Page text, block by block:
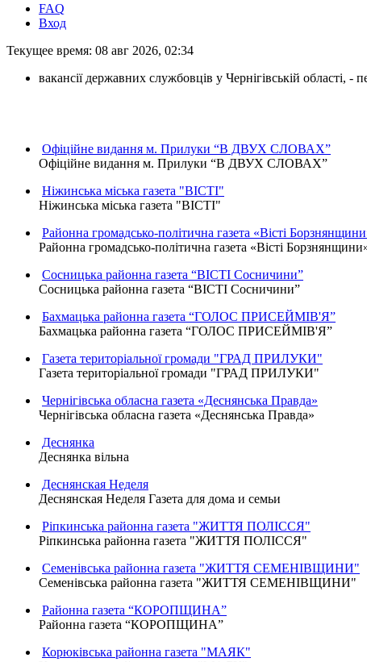
FAQ
Вход
Текущее время: 08 авг 2026, 02:34
вакансії державних службовців у Чернігівській області,
Офіційне видання м. Прилуки “В ДВУХ СЛОВАХ”
Офіційне видання м. Прилуки “В ДВУХ СЛОВАХ”
Ніжинська міська газета "ВІСТІ"
Ніжинська міська газета "ВІСТІ"
Районна громадсько-політична газета «Вісті
Районна громадсько-політична газета «Вісті
Сосницька районна газета “ВІСТІ Сосничини”
Сосницька районна газета “ВІСТІ Сосничини”
Бахмацька районна газета “ГОЛОС ПРИСЕЙМІВ'Я”
Бахмацька районна газета “ГОЛОС ПРИСЕЙМІВ'Я”
Газета територіальної громади "ГРАД ПРИЛУКИ"
Газета територіальної громади "ГРАД ПРИЛУКИ"
Чернігівська обласна газета «Деснянська Правда»
Чернігівська обласна газета «Деснянська Правда»
Деснянка
Деснянка вільна
Деснянская Неделя
Деснянская Неделя Газета для дома и семьи
Ріпкинська районна газета "ЖИТТЯ ПОЛІССЯ"
Ріпкинська районна газета "ЖИТТЯ ПОЛІССЯ"
Семенівська районна газета "ЖИТТЯ СЕМЕНІВЩИНИ"
Семенівська районна газета "ЖИТТЯ СЕМЕНІВЩИНИ"
Районна газета “КОРОПЩИНА”
Районна газета “КОРОПЩИНА”
Корюківська районна газета "МАЯК"